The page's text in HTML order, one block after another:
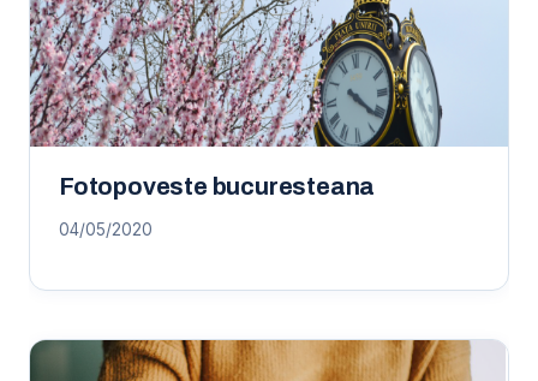
Fotopoveste bucuresteana
04/05/2020